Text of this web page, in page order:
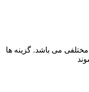
می باشد. گزینه ها